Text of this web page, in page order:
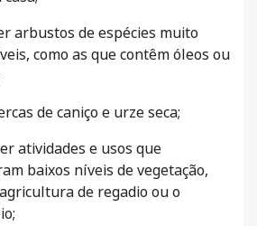
arbustos de espécies muito
como as que contêm óleos ou
de caniço e urze seca;
atividades e usos que
baixos níveis de vegetação,
de regadio ou o